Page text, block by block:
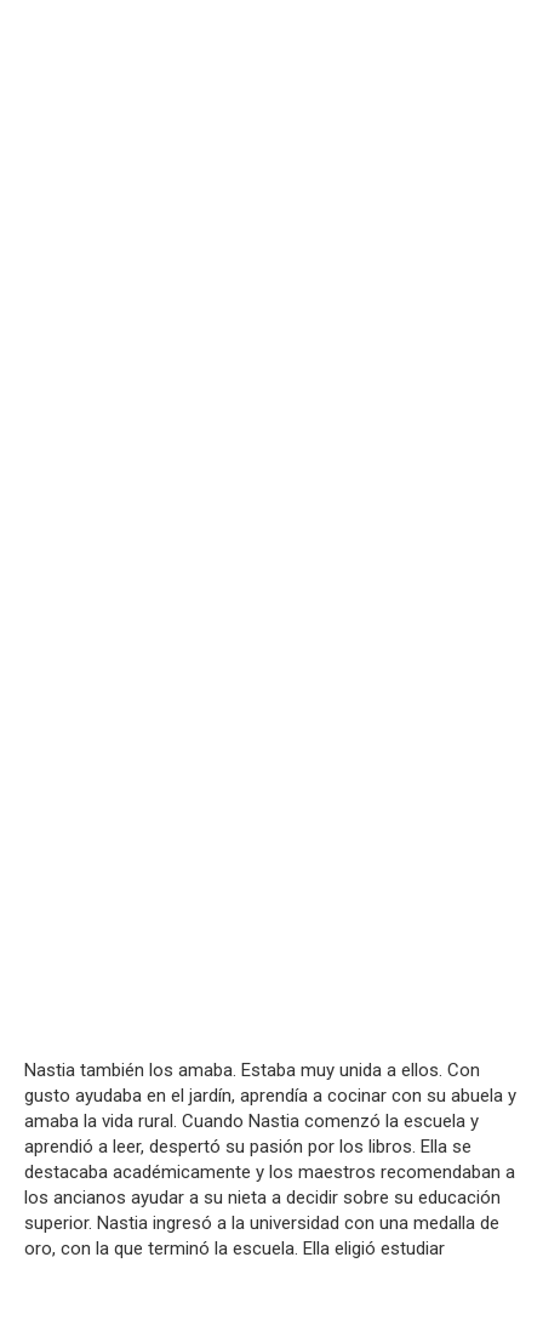
Nastia también los amaba. Estaba muy unida a ellos. Con
gusto ayudaba en el jardín, aprendía a cocinar con su abuela y
amaba la vida rural. Cuando Nastia comenzó la escuela y
aprendió a leer, despertó su pasión por los libros. Ella se
destacaba académicamente y los maestros recomendaban a
los ancianos ayudar a su nieta a decidir sobre su educación
superior. Nastia ingresó a la universidad con una medalla de
oro, con la que terminó la escuela. Ella eligió estudiar